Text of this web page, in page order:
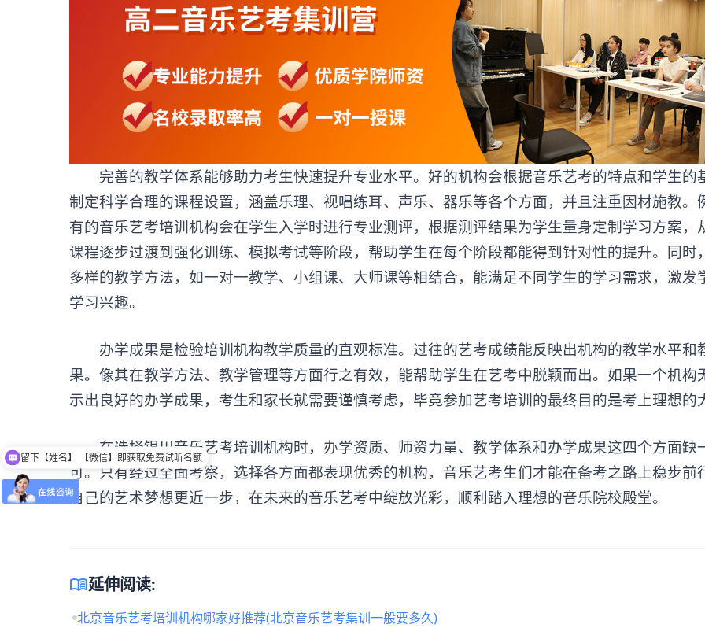
完善的教学体系能够助力考生快速提升专业水平。好的机构会根据音乐艺考的特点和学生的
制定科学合理的课程设置，涵盖乐理、视唱练耳、声乐、器乐等各个方面，并且注重因材施教。
有的音乐艺考培训机构会在学生入学时进行专业测评，根据测评结果为学生量身定制学习方案，
课程逐步过渡到强化训练、模拟考试等阶段，帮助学生在每个阶段都能得到针对性的提升。同时
多样的教学方法，如一对一教学、小组课、大师课等相结合，能满足不同学生的学习需求，激发
学习兴趣。
办学成果是检验培训机构教学质量的直观标准。过往的艺考成绩能反映出机构的教学水平和
果。像其在教学方法、教学管理等方面行之有效，能帮助学生在艺考中脱颖而出。如果一个机构
示出良好的办学成果，考生和家长就需要谨慎考虑，毕竟参加艺考培训的最终目的是考上理想的
在选择银川音乐艺考培训机构时，办学资质、师资力量、教学体系和办学成果这四个方面缺
可。只有经过全面考察，选择各方面都表现优秀的机构，音乐艺考生们才能在备考之路上稳步前
自己的艺术梦想更近一步，在未来的音乐艺考中绽放光彩，顺利踏入理想的音乐院校殿堂。
menu_book延伸阅读:
北京音乐艺考培训机构哪家好推荐(北京音乐艺考集训一般要多久)
可以介绍下班型吗？